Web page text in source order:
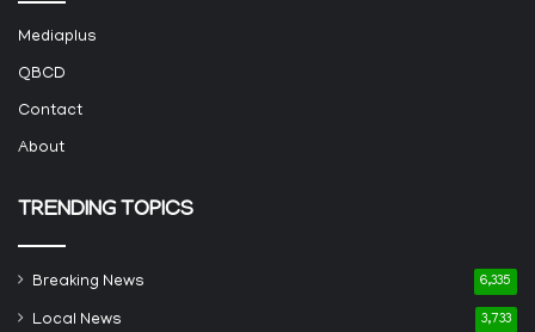
Mediaplus
QBCD
Contact
About
TRENDING TOPICS
Breaking News 6,335
Local News 3,733